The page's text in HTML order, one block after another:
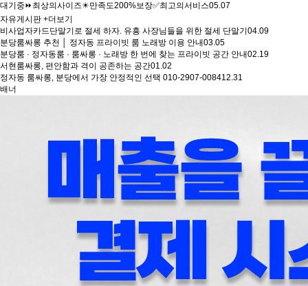
대기중⏩최상의사이즈✴️만족도200%보장✅최고의서비스05.07
자유게시판 +더보기
비사업자카드단말기로 절세 하자. 유흥 사장님들을 위한 절세 단말기 04.09
분당룸싸롱 추천 │ 정자동 프라이빗 룸 노래방 이용 안내03.05
분당룸 · 정자동룸 · 룸싸롱 · 노래방 한 번에 찾는 프라이빗 공간 안내02.19
서현룸싸롱, 편안함과 격이 공존하는 공간01.02
정자동 룸싸롱, 분당에서 가장 안정적인 선택 010-2907-008412.31
배너